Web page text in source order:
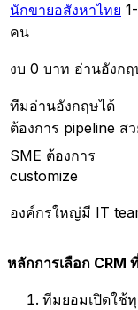
นักขายอสังหาไทย
คน
งบ 0 บาท อ่านอังกฤ
ทีมอ่านอังกฤษได้
ต้องการ pipeline สว
SME ต้องการ
customize
องค์กรใหญ่มี IT
หลักการเลือก CRM
ทีมยอมเปิดใช้